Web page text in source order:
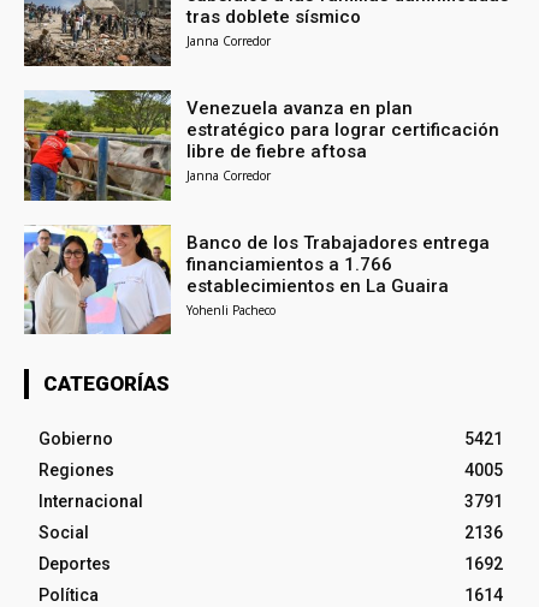
tras doblete sísmico
Janna Corredor
Venezuela avanza en plan
estratégico para lograr certificación
libre de fiebre aftosa
Janna Corredor
Banco de los Trabajadores entrega
financiamientos a 1.766
establecimientos en La Guaira
Yohenli Pacheco
CATEGORÍAS
Gobierno
5421
Regiones
4005
Internacional
3791
Social
2136
Deportes
1692
Política
1614